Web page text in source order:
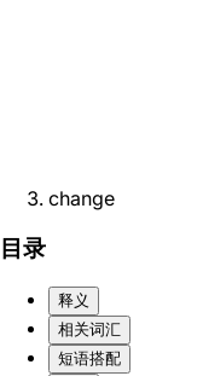
change
目录
释义
相关词汇
短语搭配